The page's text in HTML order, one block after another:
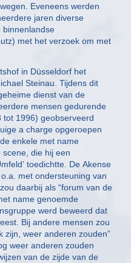
Eveneens werden
jaren diverse
binnenlandse
met het verzoek om met
in Düsseldorf het
Steinau. Tijdens dit
dienst van de
mensen gedurende
tot 1996) geobserveerd
a charge opgeroepen
enkele met name
die hij een
toedichtte. De Akense
met ondersteuning van
daarbij als “forum van de
name genoemde
werd beweerd dat
Bij andere mensen zou
zijn, weer anderen zouden”
weer anderen zouden
van de zijde van de